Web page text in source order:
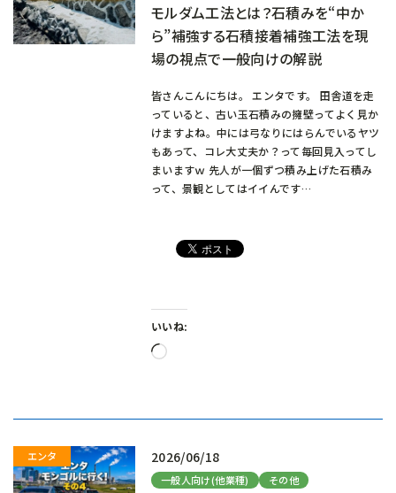
モルダム工法とは？石積みを“中か
ら”補強する石積接着補強工法を現
場の視点で一般向けの解説
皆さんこんにちは。 エンタです。 田舎道を走
っていると、古い玉石積みの擁壁ってよく見か
けますよね。中には弓なりにはらんでいるヤツ
もあって、コレ大丈夫か？って毎回見入ってし
まいますｗ 先人が一個ずつ積み上げた石積み
って、景観としてはイイんです…
いいね:
読
2026/06/18
一般人向け(他業種) その他